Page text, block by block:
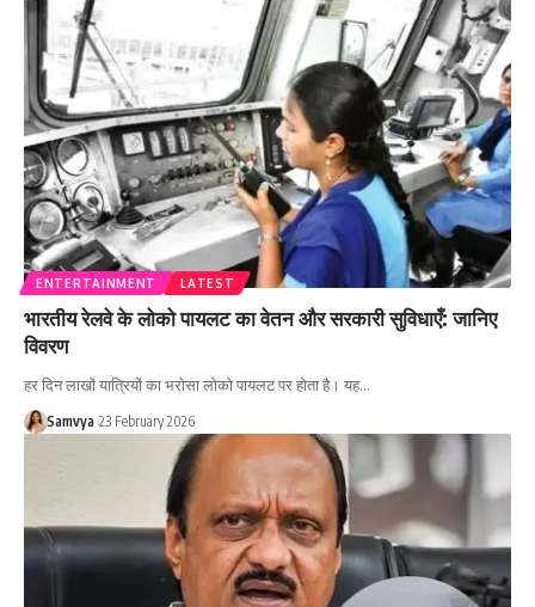
ENTERTAINMENT LATEST
भारतीय रेलवे के लोको पायलट का वेतन और सरकारी सुविधाएँ: जानिए
विवरण
हर दिन लाखों यात्रियों का भरोसा लोको पायलट पर होता है। यह…
Samvya 23 February 2026